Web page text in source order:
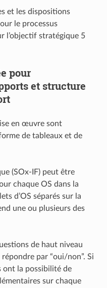
et les dispositions
le processus
l’objectif stratégique 5
pour
et structure
en œuvre sont
de tableaux et de
(SOx-IF) peut être
chaque OS dans la
d’OS séparés sur la
une ou plusieurs des
de haut niveau
par “oui/non”. Si
ont la possibilité de
sur chaque